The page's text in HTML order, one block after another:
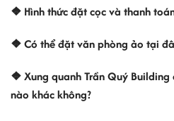
- Địa chỉ : Số 57 Lê Thị Hồng Gấm,
1, TP Hồ Chí Minh
CÔNG TY TNHH DU LỊCH QUỐC TẾ
- Địa chỉ : Số 57 Lê Thị Hồng Gấm,
1, TP Hồ Chí Minh
❖ Hình thức đặt cọc và thanh
❖ Có thể đặt văn phòng ảo tại
❖ Xung quanh Trần Quý Building
nào khác không?